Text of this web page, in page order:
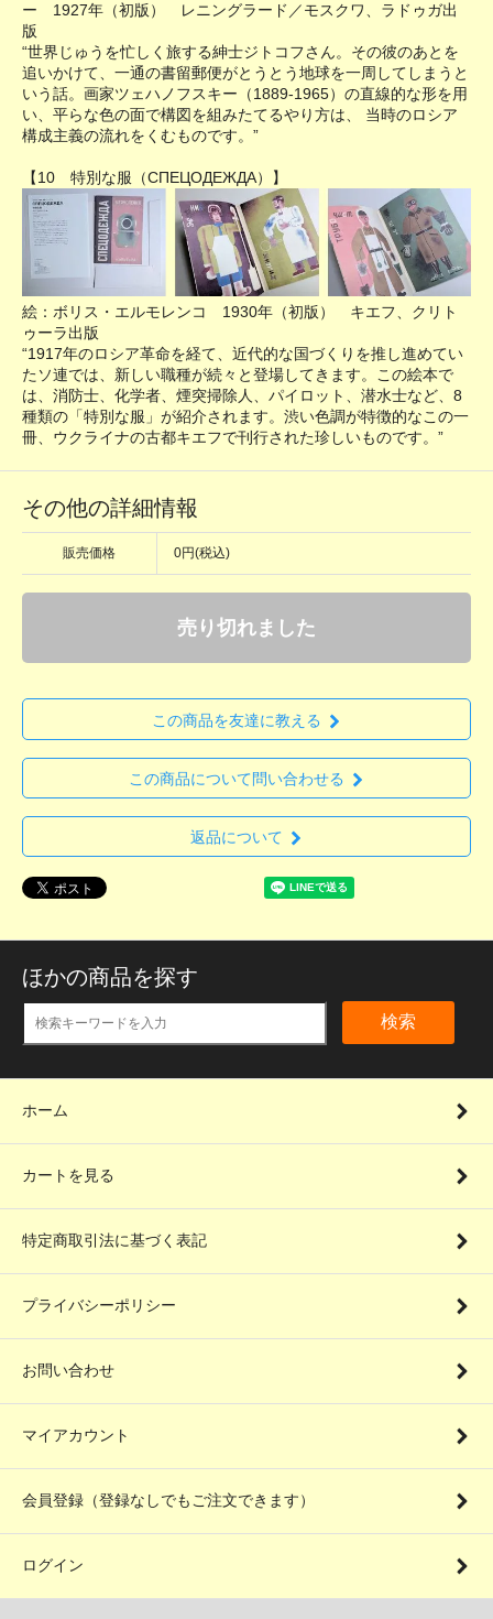
ー 1927年（初版） レニングラード／モスクワ、ラドゥガ出
版
“世界じゅうを忙しく旅する紳士ジトコフさん。その彼のあとを
追いかけて、一通の書留郵便がとうとう地球を一周してしまうと
いう話。画家ツェハノフスキー（1889-1965）の直線的な形を用
い、平らな色の面で構図を組みたてるやり方は、 当時のロシア
構成主義の流れをくむものです。”
【10 特別な服（СПЕЦОДЕЖДА）】
絵：ボリス・エルモレンコ 1930年（初版） キエフ、クリト
ゥーラ出版
“1917年のロシア革命を経て、近代的な国づくりを推し進めてい
たソ連では、新しい職種が続々と登場してきます。この絵本で
は、消防士、化学者、煙突掃除人、パイロット、潜水士など、8
種類の「特別な服」が紹介されます。渋い色調が特徴的なこの一
冊、ウクライナの古都キエフで刊行された珍しいものです。”
その他の詳細情報
販売価格 0円(税込)
売り切れました
この商品を友達に教える
この商品について問い合わせる
返品について
ほかの商品を探す
検索
ホーム
カートを見る
特定商取引法に基づく表記
プライバシーポリシー
お問い合わせ
マイアカウント
会員登録（登録なしでもご注文できます）
ログイン